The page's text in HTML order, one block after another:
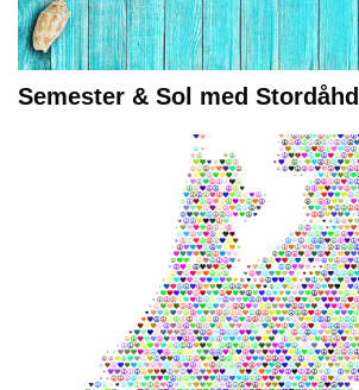
Semester & Sol med Stordåhd